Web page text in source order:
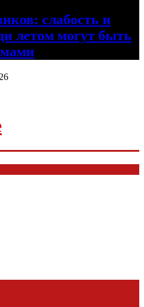
слабость и
летом могут быть